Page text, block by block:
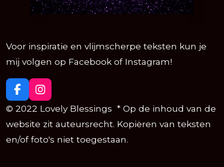
Voor inspiratie en vlijmscherpe teksten kun je
mij volgen op Facebook of Instagram!
F
a
c
e
b
o
I
n
s
t
g
© 2022 Lovely Blessings * Op de inhoud van de
website zit auteursrecht. Kopiëren van teksten
en/of foto's niet toegestaan.